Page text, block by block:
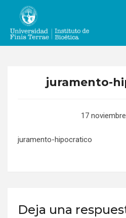
content
juramento-
17
juramento-hipocratico
Deja una